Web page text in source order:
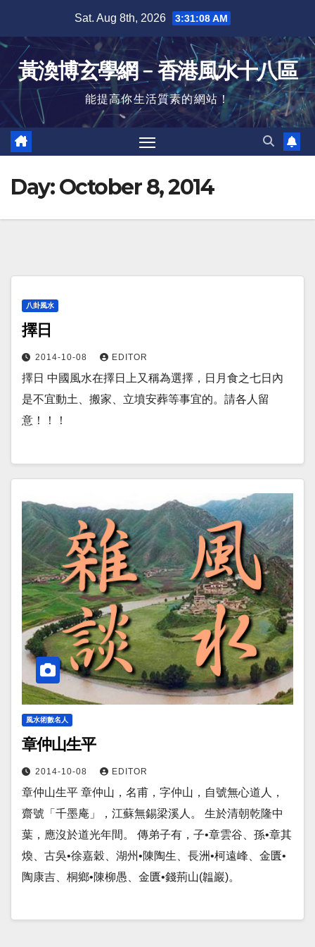
content
Sat. Aug 8th, 2026 3:31:08 AM
黃渙博玄學網﹣香港風水十八區
能提高你生活質素的網站！
Day:October 8, 2014
八卦風水
擇日
2014-10-08 EDITOR
擇日 中國風水在擇日上又稱為選擇，日月食之七日內
是不宜動土、搬家、立墳安葬等事宜的。請各人留
意！！！
風水術數名人
章仲山生平
2014-10-08 EDITOR
章仲山生平 章仲山，名甫，字仲山，自號無心道人，
齋號「千墨庵」，江蘇無錫梁溪人。 生於清朝乾隆中
葉，應沒於道光年間。 傳弟子有，子•章雲谷、孫•章其
煥、古吳•徐嘉穀、湖州•陳陶生、長洲•柯遠峰、金匱•
陶康吉、桐鄉•陳柳愚、金匱•錢荊山(韞巖)。